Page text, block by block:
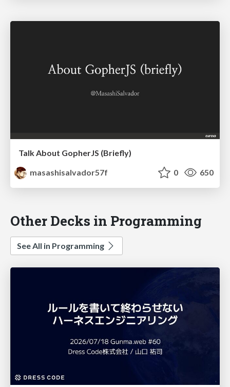
Talk About GopherJS (Briefly)
masashisalvador57f
0 650
Other Decks in Programming
See All in Programming